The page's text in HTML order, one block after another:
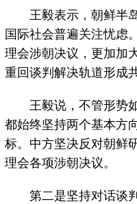
王毅表示，朝鲜半岛
国际社会普遍关注忧虑
理会涉朝决议，更加加
重回谈判解决轨道形成
王毅说，不管形势如
都始终坚持两个基本方
标。中方坚决反对朝鲜
理会各项涉朝决议。
第二是坚持对话谈判